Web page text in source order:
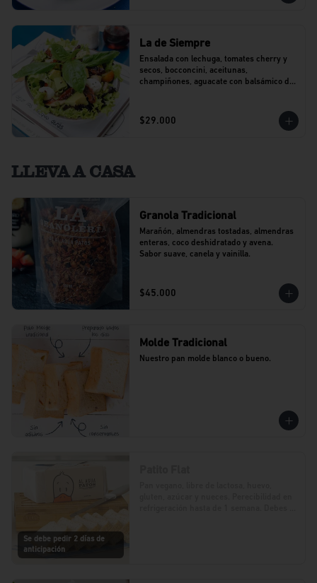
La de Siempre
Ensalada con lechuga, tomates cherry y
secos, bocconcini, aceitunas,
champiñones, aguacate con balsámico de
$29.000
LLEVA A CASA
Granola Tradicional
Marañón, almendras tostadas, almendras
enteras, coco deshidratado y avena.
Sabor suave, canela y vainilla.
$45.000
Molde Tradicional
Nuestro pan molde blanco o bueno.
Se debe pedir 2 días de
anticipación